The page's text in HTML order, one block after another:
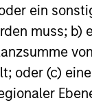
ein
muss; b)
oder (c)
enablement
that it has
round of
funds managed
Value
largest, most